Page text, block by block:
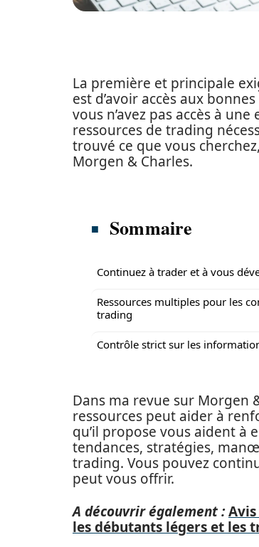
La première et principale
est d’avoir accès aux
vous n’avez pas accès à
ressources de trading
trouvé ce que vous
Morgen & Charles.
Sommaire
Continuez à trader et à vous
Ressources multiples pour les
trading
Contrôle strict sur les
Dans ma revue sur Morgen
ressources peut aider à
qu’il propose vous aident à
tendances, stratégies,
trading. Vous pouvez
peut vous offrir.
A découvrir également :
les débutants légers et les